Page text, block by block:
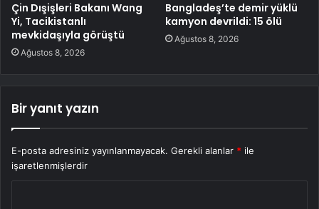
Çin Dışişleri Bakanı Wang
Yi, Tacikistanlı
mevkidaşıyla görüştü
Ağustos 8, 2026
Bangladeş’te demir yüklü
kamyon devrildi: 15 ölü
Ağustos 8, 2026
Bir yanıt yazın
E-posta adresiniz yayınlanmayacak. Gerekli alanlar * ile
işaretlenmişlerdir